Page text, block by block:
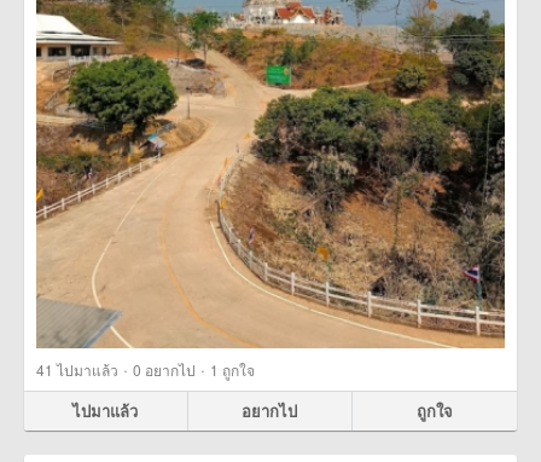
41 ไปมาแล้ว · 0 อยากไป · 1 ถูกใจ
ไปมาแล้ว อยากไป ถูกใจ